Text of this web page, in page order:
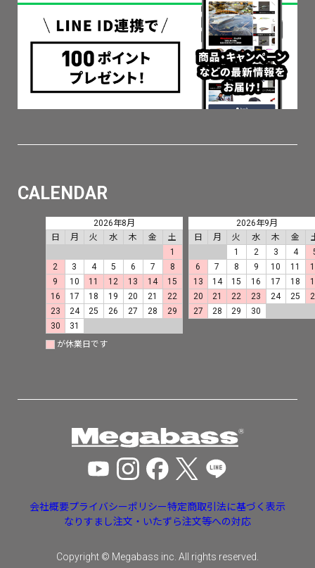
CALENDAR
2026年8月
日
月 火 水 木 金
土
1
2
3 4 5 6 7
8
9
10 11 12 13 14
15
16
17 18 19 20 21
22
23
24 25 26 27 28
29
30
31
2026年9月
日
月 火 水 木 金
1
2 3 4
6
7 8 9 10 11
13
14 15 16 17 18
20
21 22 23 24 25
27
28 29 30
が休業日です
会社概要プライバシーポリシー特定商取引法に基づく表示
なりすまし注文・いたずら注文等への対応
Copyright © Megabass inc. All rights reserved.